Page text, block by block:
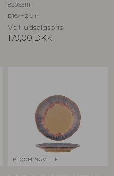
82063111
D16xH2 cm
Vejl. udsalgspris
179,00 DKK
BLOOMINGVILLE